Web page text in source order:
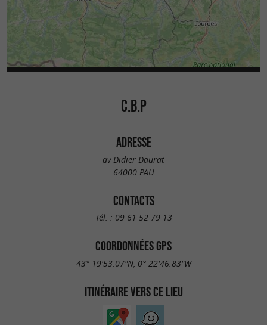
C.B.P
ADRESSE
av Didier Daurat
64000 PAU
CONTACTS
Tél. : 09 61 52 79 13
COORDONNÉES GPS
43° 19'53.07"N, 0° 22'46.83"W
ITINÉRAIRE VERS CE LIEU